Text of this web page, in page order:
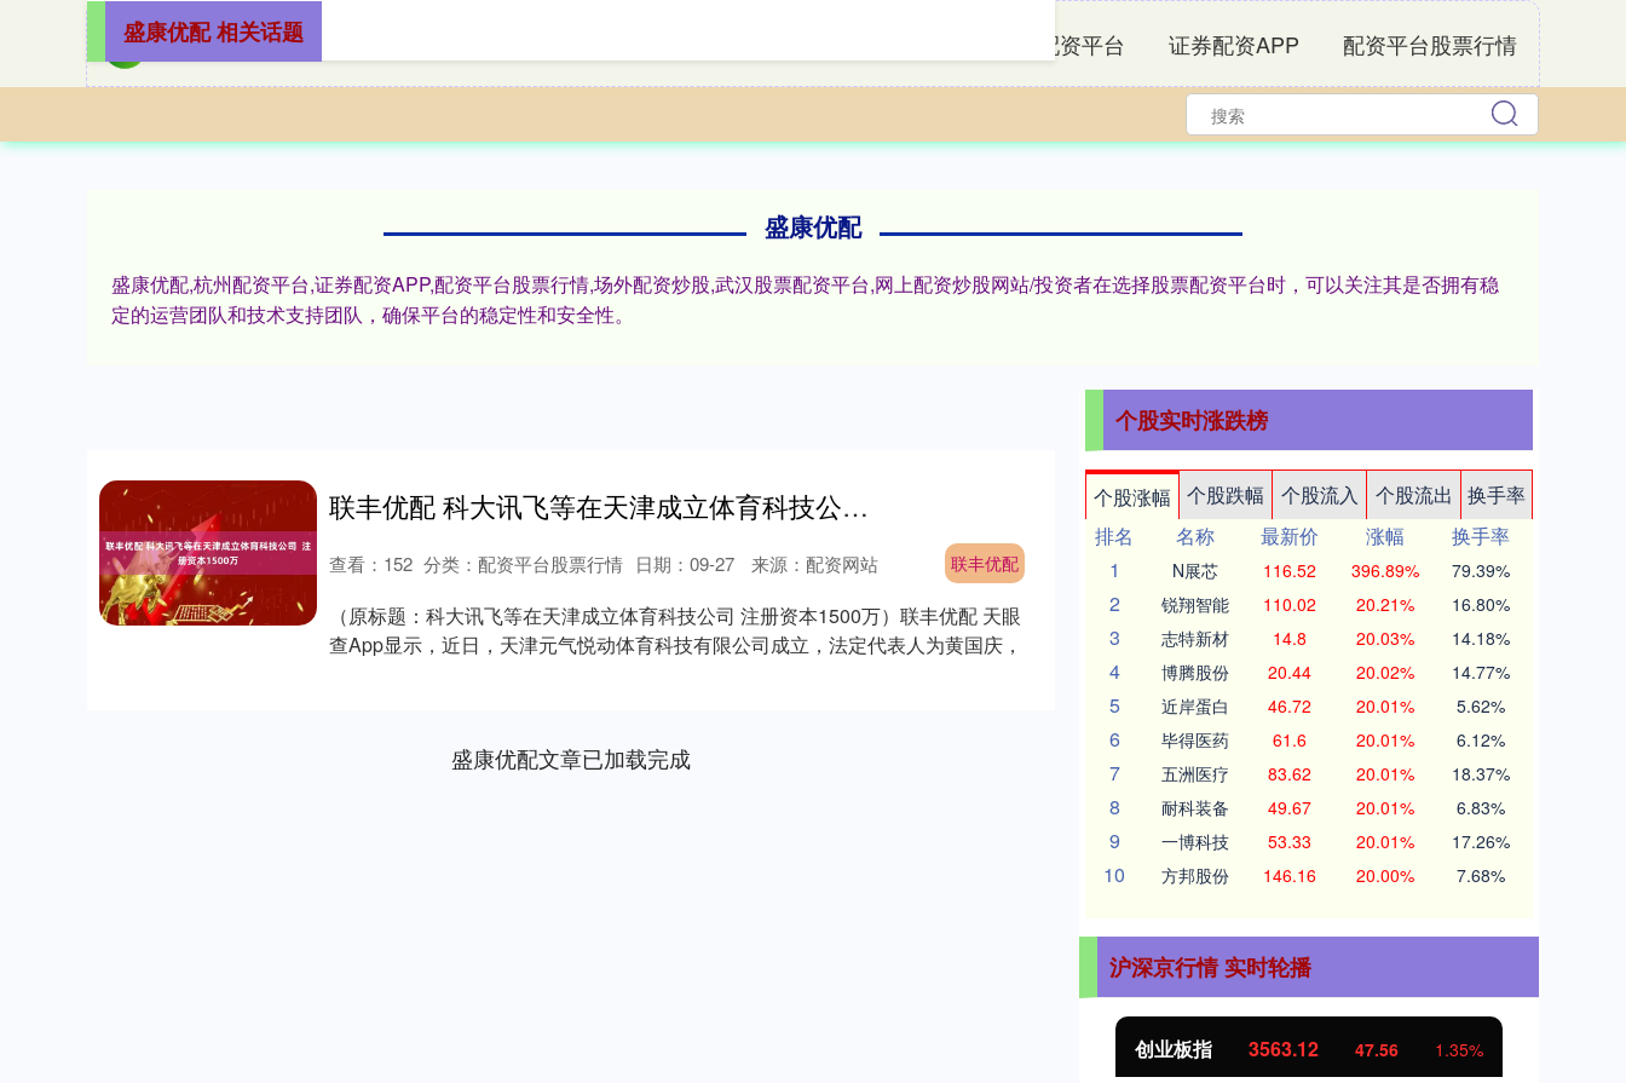
杭州配资平台 证券配资APP 配资平台股票行情
盛康优配
盛康优配,杭州配资平台,证券配资APP,配资平台股票行情,场外配资炒股,武汉股票配资平台,网上配资炒股网站/投资者在选择股票配资平台时，可以关注其是否拥有稳
定的运营团队和技术支持团队，确保平台的稳定性和安全性。
盛康优配 相关话题
联丰优配 科大讯飞等在天津成立体育科技公司 注册资本1500万
联丰优配
日期：09-27 来源：配资网站
查看： 152 分类： 配资平台股票行情
（原标题：科大讯飞等在天津成立体育科技公司 注册资本1500万）联丰优配 天眼
查App显示，近日，天津元气悦动体育科技有限公司成立，法定代表人为黄国庆，
盛康优配文章已加载完成
个股实时涨跌榜
个股涨幅 个股跌幅 个股流入 个股流出
换手率
排名
名称 最新价 涨幅
换手率
1
N展芯 116.52 396.89% 79.39%
2 锐翔智能 110.02 20.21% 16.80%
3 志特新材 14.8 20.03% 14.18%
4 博腾股份 20.44 20.02% 14.77%
5 近岸蛋白 46.72 20.01% 5.62%
6 毕得医药 61.6 20.01% 6.12%
7 五洲医疗 83.62 20.01% 18.37%
8 耐科装备 49.67 20.01% 6.83%
9 一博科技 53.33 20.01% 17.26%
10 方邦股份 146.16 20.00% 7.68%
沪深京行情 实时轮播
创业板指 3563.12 47.56 1.35%